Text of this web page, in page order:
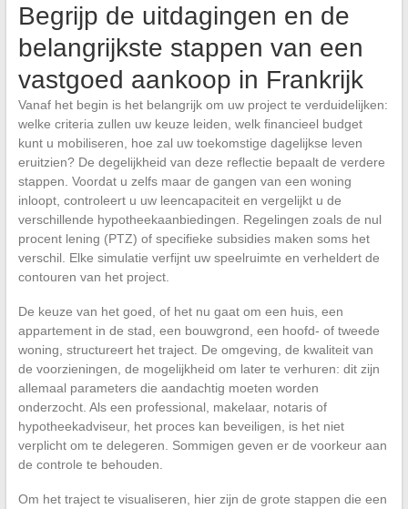
Begrijp de uitdagingen en de
belangrijkste stappen van een
vastgoed aankoop in Frankrijk
Vanaf het begin is het belangrijk om uw project te verduidelijken:
welke criteria zullen uw keuze leiden, welk financieel budget
kunt u mobiliseren, hoe zal uw toekomstige dagelijkse leven
eruitzien? De degelijkheid van deze reflectie bepaalt de verdere
stappen. Voordat u zelfs maar de gangen van een woning
inloopt, controleert u uw leencapaciteit en vergelijkt u de
verschillende hypotheekaanbiedingen. Regelingen zoals de nul
procent lening (PTZ) of specifieke subsidies maken soms het
verschil. Elke simulatie verfijnt uw speelruimte en verheldert de
contouren van het project.
De keuze van het goed, of het nu gaat om een huis, een
appartement in de stad, een bouwgrond, een hoofd- of tweede
woning, structureert het traject. De omgeving, de kwaliteit van
de voorzieningen, de mogelijkheid om later te verhuren: dit zijn
allemaal parameters die aandachtig moeten worden
onderzocht. Als een professional, makelaar, notaris of
hypotheekadviseur, het proces kan beveiligen, is het niet
verplicht om te delegeren. Sommigen geven er de voorkeur aan
de controle te behouden.
Om het traject te visualiseren, hier zijn de grote stappen die een